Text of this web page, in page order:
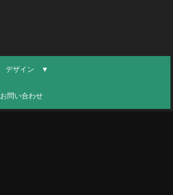
デザイン ▼
お問い合わせ